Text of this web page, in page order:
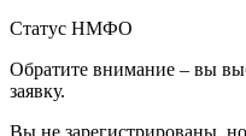
Статус НМФО
Обратите внимание – вы
заявку.